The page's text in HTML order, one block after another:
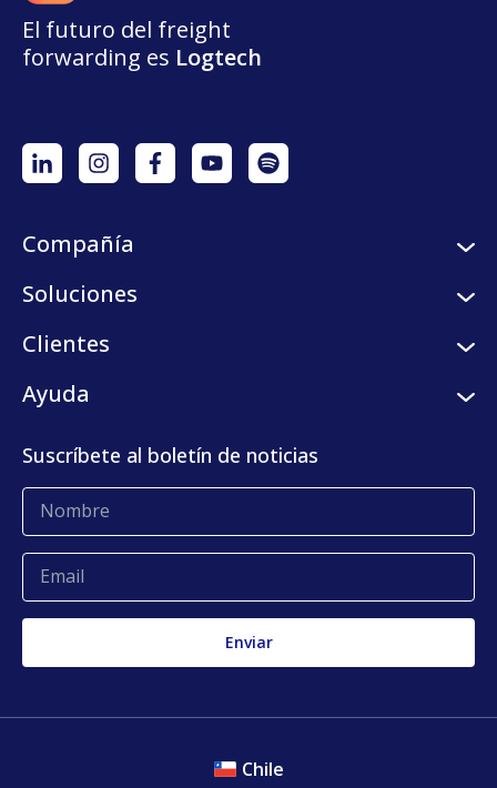
El futuro del freight
forwarding es Logtech
Compañía
Sobre nosotros
Centro de prensa
Soluciones
Servicios logísticos
KLog Fulfillment
Clientes
Clientes
Ayuda
Glosario
Quejas y reclamos
Suscríbete al boletín de noticias
Chile